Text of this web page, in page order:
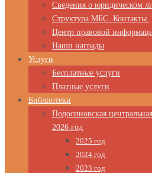
Сведения о юридическом
Структура МБС. Контакты.
Центр правовой
Наши награды
Услуги
Бесплатные услуги
Платные услуги
Библиотеки
Подосиновская
2026 год
2025 год
2024 год
2023 год